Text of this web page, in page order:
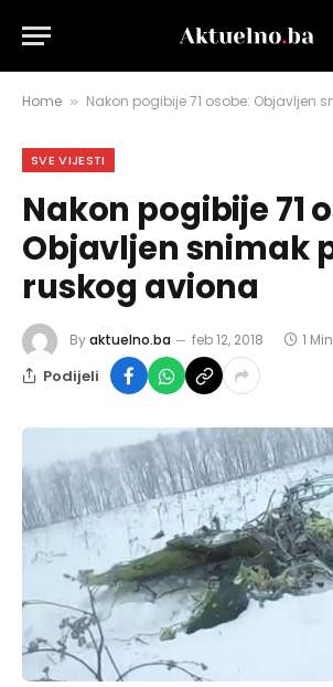
Home » Nakon pogibije 71 osobe: Objavljen
SVE VIJESTI
Nakon pogibije 71
Objavljen snimak
ruskog aviona
Byaktuelno.ba feb 12, 2018 1
Podijeli